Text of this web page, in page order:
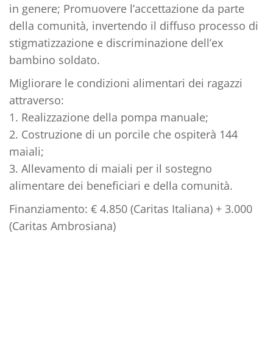
in genere; Promuovere l’accettazione da parte
della comunità, invertendo il diffuso processo di
stigmatizzazione e discriminazione dell’ex
bambino soldato.
Migliorare le condizioni alimentari dei ragazzi
attraverso:
1. Realizzazione della pompa manuale;
2. Costruzione di un porcile che ospiterà 144
maiali;
3. Allevamento di maiali per il sostegno
alimentare dei beneficiari e della comunità.
Finanziamento: € 4.850 (Caritas Italiana) + 3.000
(Caritas Ambrosiana)